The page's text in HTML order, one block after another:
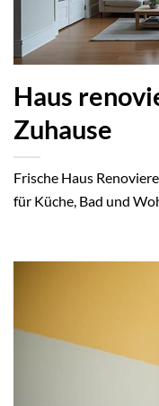
Haus
Zuhause
Frische Haus
für Küche, Bad und